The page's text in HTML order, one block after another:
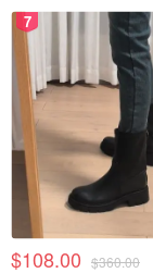
7
$108.00 $360.00